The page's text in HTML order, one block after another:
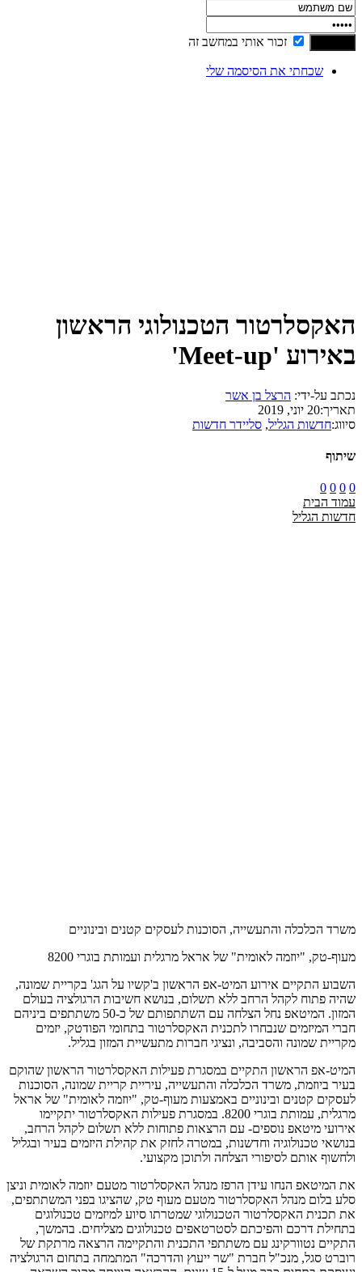
זכור אותי במחשב זה
שכחתי את הסיסמה שלי
האקסלרטור הטכנולוגי הראשון
באירוע 'Meet-up'
נכתב על-ידי: הרצל בן אשר
תאריך:20 יוני, 2019
סיווג:חדשות הגליל, סליידר חדשות
שיתוף
0
0
0
0
עמוד הבית
חדשות הגליל
משרד הכלכלה והתעשייה, הסוכנות לעסקים קטנים ובינוניים
מעוף-טק, "יוזמה לאומית" של אראל מרגלית ועמותת בוגרי 8200
השבוע התקיים אירוע המיט-אפ הראשון ב'קשיו על הגג' בקריית שמונה,
שהיה פתוח לקהל הרחב ללא תשלום, בנושא חשיבות הרגולציה בעולם
המזון. המיטאפ נחל הצלחה עם השתתפותם של כ-50 משתתפים ביניהם
חברי המיזמים שנבחרו לתכנית האקסלרטור בתחומי הפודטק, יזמים
מקריית שמונה והסביבה, ונציגי חברות מתעשיית המזון בגליל.
המיט-אפ הראשון התקיים במסגרת פעילות האקסלרטור הראשון שהוקם
בעיר ביוזמת, משרד הכלכלה והתעשייה, עיריית קריית שמונה, הסוכנות
לעסקים קטנים ובינוניים באמצעות מעוף-טק, "יוזמה לאומית" של אראל
מרגלית, עמותת בוגרי 8200. במסגרת פעילות האקסלרטור יתקיימו
אירועי מיטאפ נוספים- עם הרצאות פתוחות ללא תשלום לקהל הרחב,
בנושאי טכנולוגיה וחדשנות, במטרה לחזק את קהילת היזמים בעיר ובגליל
ולחשוף אותם לסיפורי הצלחה ולתוכן מקצועי.
את המיטאפ הנחו עידן הרפז מנהל האקסלרטור מטעם יוזמה לאומית וניצן
סלע בלום מנהל האקסלרטור מטעם מעוף טק, שהציגו בפני המשתתפים,
את תכנית האקסלרטור הטכנולוגי שמטרתו סיוע למיזמים טכנולוגים
בתחילת דרכם והפיכתם לסטרטאפים טכנולוגים מצליחים. בהמשך,
התקיים נטוורקינג עם משתתפי התכנית והתקיימה הרצאה מרתקת של
רוברט סגל, מנכ"ל חברת "שר ייעוץ והדרכה" המתמחה בתחום הרגולציה